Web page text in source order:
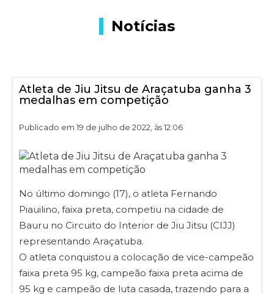
Notícias
Atleta de Jiu Jitsu de Araçatuba ganha 3
medalhas em competição
Publicado em 19 de julho de 2022, às 12:06
No último domingo (17), o atleta Fernando
Piauilino, faixa preta, competiu na cidade de
Bauru no Circuito do Interior de Jiu Jitsu (CIJJ)
representando Araçatuba.
O atleta conquistou a colocação de vice-campeão
faixa preta 95 kg, campeão faixa preta acima de
95 kg e campeão de luta casada, trazendo para a